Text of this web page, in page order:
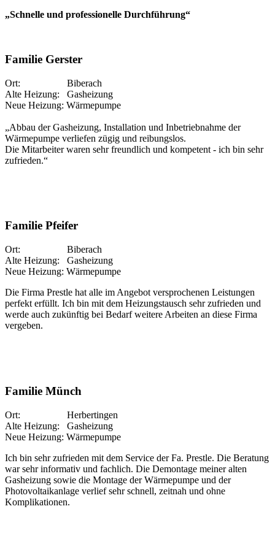
„Schnelle und professionelle Durchführung“
Familie Gerster
Ort: Biberach
Alte Heizung: Gasheizung
Neue Heizung: Wärmepumpe
„Abbau der Gasheizung, Installation und Inbetriebnahme der
Wärmepumpe verliefen zügig und reibungslos.
Die Mitarbeiter waren sehr freundlich und kompetent - ich bin sehr
zufrieden.“
Familie Pfeifer
Ort: Biberach
Alte Heizung: Gasheizung
Neue Heizung: Wärmepumpe
Die Firma Prestle hat alle im Angebot versprochenen Leistungen
perfekt erfüllt. Ich bin mit dem Heizungstausch sehr zufrieden und
werde auch zukünftig bei Bedarf weitere Arbeiten an diese Firma
vergeben.
Familie Münch
Ort: Herbertingen
Alte Heizung: Gasheizung
Neue Heizung: Wärmepumpe
Ich bin sehr zufrieden mit dem Service der Fa. Prestle. Die Beratung
war sehr informativ und fachlich. Die Demontage meiner alten
Gasheizung sowie die Montage der Wärmepumpe und der
Photovoltaikanlage verlief sehr schnell, zeitnah und ohne
Komplikationen.